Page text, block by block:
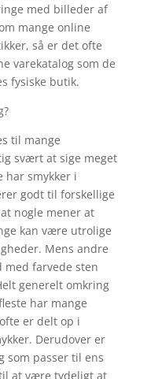
med billeder af
mange online
så er det ofte
varekatalog som de
fysiske butik.
til mange
svært at sige meget
har smykker i
godt til forskellige
nogle mener at
kan være utrolige
Mens andre
farvede sten
generelt omkring
har mange
er delt op i
Derudover er
som passer til ens
at være tydeligt at